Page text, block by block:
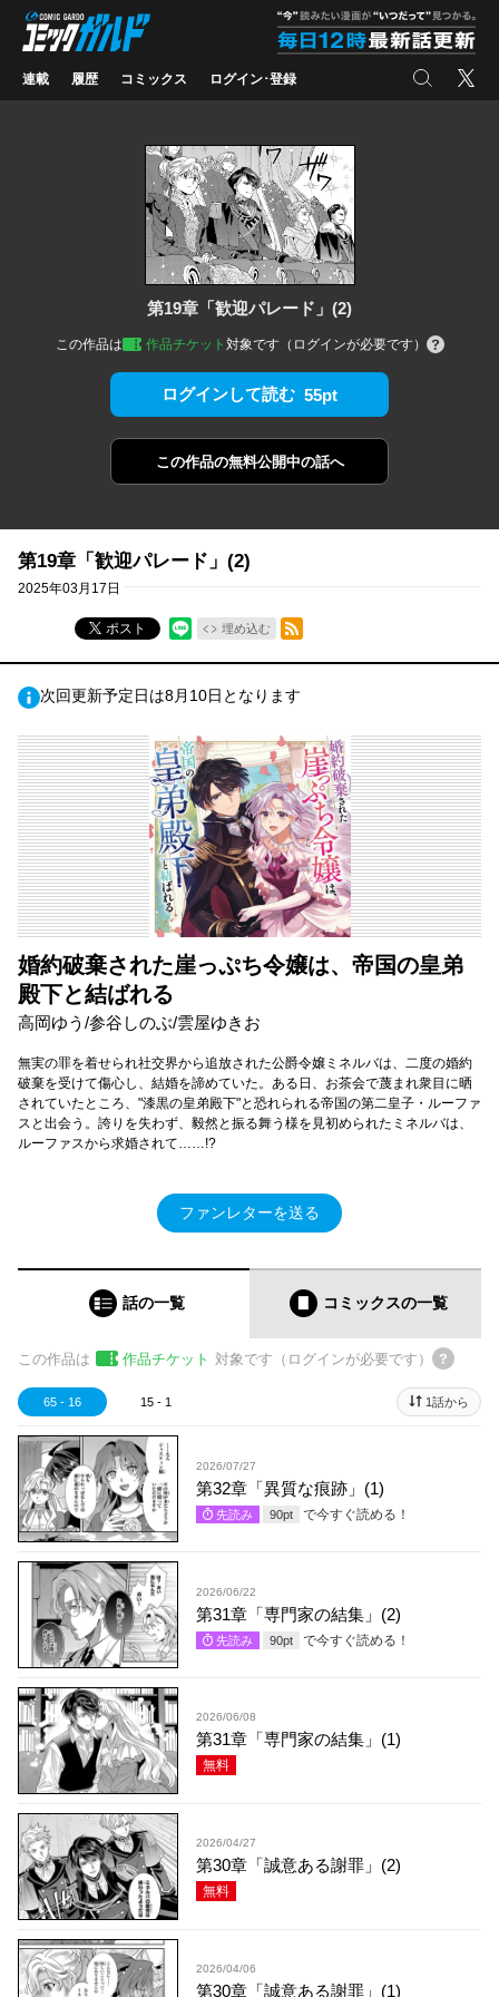
コミックガルド
連載 履歴 コミックス ログイン･登録 検索 X
第19章「歓迎パレード」(2)
この作品は 作品チケット 対象です（ログインが必要です）
ログインして読む 55pt
この作品の無料公開中の話へ
第19章「歓迎パレード」(2)
2025年03月17日
ポスト 埋め込む
RSSフィード
次回更新予定日は8月10日となります
婚約破棄された崖っぷち令嬢は、帝国の皇弟
殿下と結ばれる
高岡ゆう/参谷しのぶ/雲屋ゆきお
無実の罪を着せられ社交界から追放された公爵令嬢ミネルバは、二度の婚約
破棄を受けて傷心し、結婚を諦めていた。ある日、お茶会で蔑まれ衆目に晒
されていたところ、"漆黒の皇弟殿下"と恐れられる帝国の第二皇子・ルーファ
スと出会う。誇りを失わず、毅然と振る舞う様を見初められたミネルバは、
ルーファスから求婚されて……!?
ファンレターを送る
話の一覧 コミックスの一覧
この作品は 作品チケット 対象です（ログインが必要です）
65 - 16 15 - 1 1話から
2026/07/27
第32章「異質な痕跡」(1)
先読み 90pt で今すぐ読める！
2026/06/22
第31章「専門家の結集」(2)
先読み 90pt で今すぐ読める！
2026/06/08
第31章「専門家の結集」(1)
無料
2026/04/27
第30章「誠意ある謝罪」(2)
無料
2026/04/06
第30章「誠意ある謝罪」(1)